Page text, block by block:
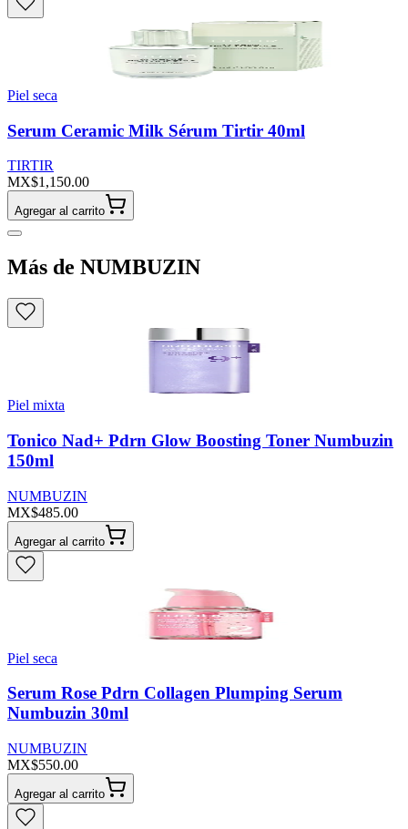
Piel seca
Serum Ceramic Milk Sérum Tirtir 40ml
TIRTIR
MX$1,150.00
Agregar al carrito
Más de NUMBUZIN
Piel mixta
Tonico Nad+ Pdrn Glow Boosting Toner Numbuzin
150ml
NUMBUZIN
MX$485.00
Agregar al carrito
Piel seca
Serum Rose Pdrn Collagen Plumping Serum
Numbuzin 30ml
NUMBUZIN
MX$550.00
Agregar al carrito